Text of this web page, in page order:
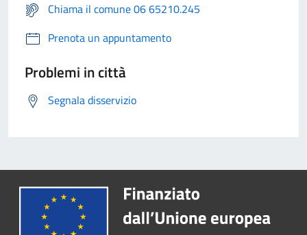
Chiama il comune 06 65210.245
Prenota un appuntamento
Problemi in città
Segnala disservizio